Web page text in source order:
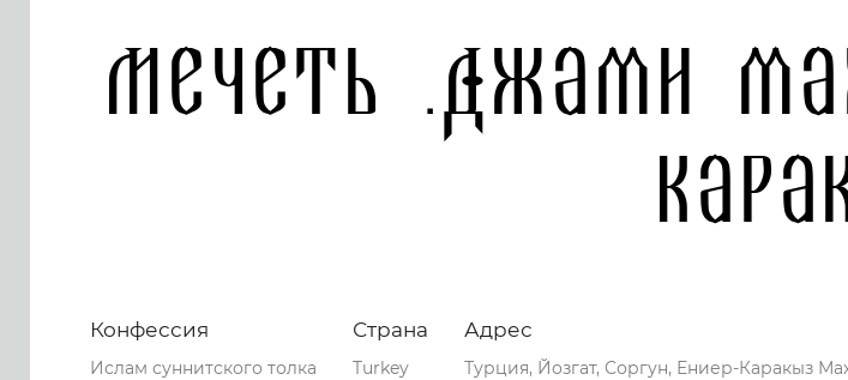
Мечеть .Джами
Конфессия
Ислам суннитского толка
Страна
Turkey
Адрес
Турция, Йозгат, Соргун, Ениер-Каракыз